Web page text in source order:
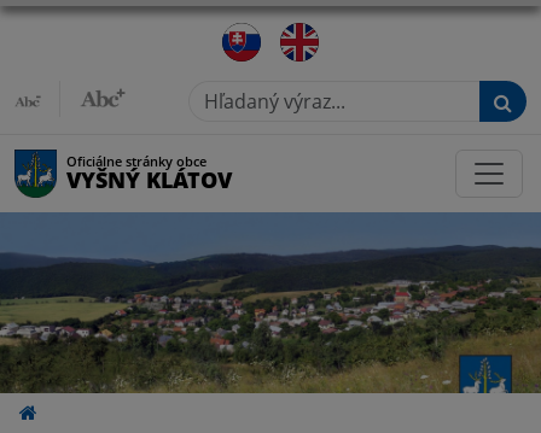
Hľadaný výraz...
Oficiálne stránky obce
VYŠNÝ KLÁTOV